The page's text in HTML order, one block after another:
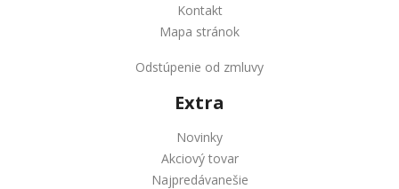
Kontakt
Mapa stránok
Odstúpenie od zmluvy
Extra
Novinky
Akciový tovar
Najpredávanešie